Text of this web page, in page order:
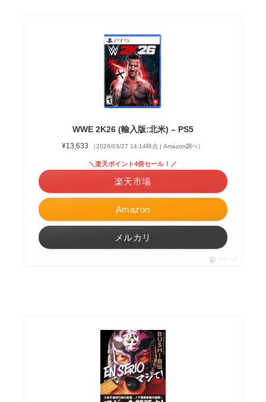
WWE 2K26 (輸入版:北米) – PS5
¥13,633 （2026/03/27 14:14時点 | Amazon調べ）
Amazon
＼楽天ポイント4倍セール！／
楽天市場
メルカリ
ポチップ